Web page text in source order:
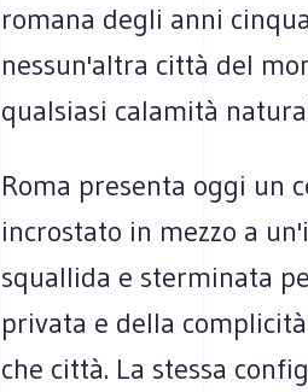
romana degli anni
nessun'altra città del
qualsiasi calamità
Roma presenta oggi un
incrostato in mezzo a
squallida e sterminata
privata e della
che città. La stessa